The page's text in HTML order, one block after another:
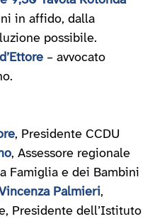
in affido, dalla
possibile.
– avvocato
, Presidente CCDU
, Assessore regionale
Famiglia e dei Bambini
Palmieri,
Presidente dell’Istituto